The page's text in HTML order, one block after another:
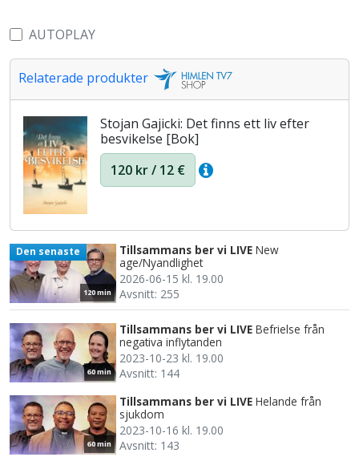
AUTOPLAY
Relaterade produkter
Stojan Gajicki: Det finns ett liv efter
besvikelse [Bok]
120 kr / 12 €
120 min
Den senaste Tillsammans ber vi LIVE New
age/Nyandlighet
2026-06-15 kl. 19.00
Avsnitt: 255
60 min
Tillsammans ber vi LIVE Befrielse från
negativa inflytanden
2023-10-23 kl. 19.00
Avsnitt: 144
60 min
Tillsammans ber vi LIVE Helande från
sjukdom
2023-10-16 kl. 19.00
Avsnitt: 143